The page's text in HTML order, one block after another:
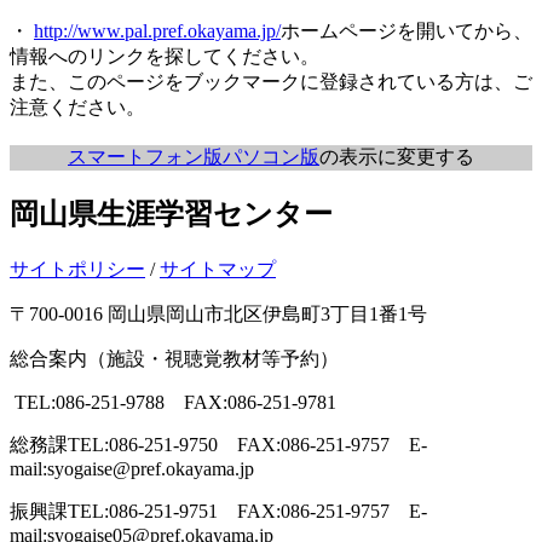
・ http://www.pal.pref.okayama.jp/ホームページを開いてから、
情報へのリンクを探してください。
また、このページをブックマークに登録されている方は、ご
注意ください。
スマートフォン版パソコン版の表示に変更する
岡山県生涯学習センター
サイトポリシー /サイトマップ
〒700-0016 岡山県岡山市北区伊島町3丁目1番1号
総合案内（施設・視聴覚教材等予約）
TEL:086-251-9788 FAX:086-251-9781
総務課TEL:086-251-9750 FAX:086-251-9757 E-
mail:syogaise@pref.okayama.jp
振興課TEL:086-251-9751 FAX:086-251-9757 E-
mail:syogaise05@pref.okayama.jp